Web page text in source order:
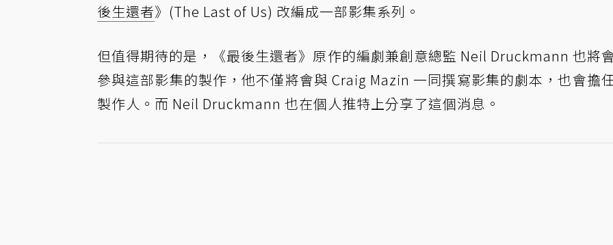
後生還者》(The Last of Us) 改編成一部影集系列。
但值得期待的是，《最後生還者》原作的編劇兼創意總監 Neil Druckmann 也將
參與這部影集的製作，他不僅將會與 Craig Mazin 一同撰寫影集的劇本，也會擔
製作人。而 Neil Druckmann 也在個人推特上分享了這個消息。